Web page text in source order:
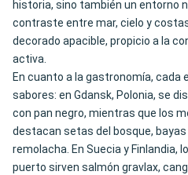
historia, sino también un entorno
contraste entre mar, cielo y
decorado apacible, propicio a la
activa.
En cuanto a la gastronomía, cada
sabores: en Gdansk, Polonia, se
con pan negro, mientras que los
destacan setas del bosque,
remolacha. En Suecia y Finlandia,
puerto sirven salmón gravlax,